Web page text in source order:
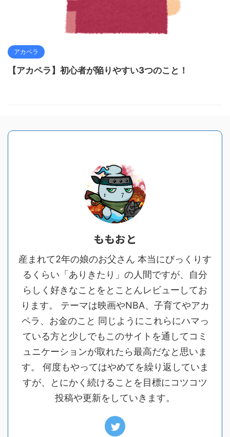
アカペラ
【アカペラ】初心者が陥りやすい3つのこと！
ももおと
産まれて2年の娘のお父さん 本当にびっくりす
るくらい「ありきたり」の人間ですが、自分
らしく好きなことをとことんレビューしてお
ります。 テーマは映画やNBA、子育てやアカ
ペラ、お金のこと 同じようにこれらにハマっ
ている方と少しでもこのサイトを通してコミ
ュニケーションが取れたら最高だなと思いま
す。 何度もやってはやめてを繰り返していま
すが、とにかく続けることを目標にコツコツ
投稿や更新をしていきます。